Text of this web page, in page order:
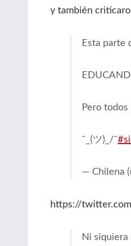
y también
Esta parte
Pero todos
¯_(ツ)_/¯
— Chilena
https://
Ni